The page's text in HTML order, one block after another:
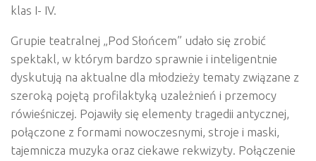
klas I- IV.
Grupie teatralnej „Pod Słońcem” udało się zrobić
spektakl, w którym bardzo sprawnie i inteligentnie
dyskutują na aktualne dla młodzieży tematy związane z
szeroką pojętą profilaktyką uzależnień i przemocy
rówieśniczej. Pojawiły się elementy tragedii antycznej,
połączone z formami nowoczesnymi, stroje i maski,
tajemnicza muzyka oraz ciekawe rekwizyty. Połączenie